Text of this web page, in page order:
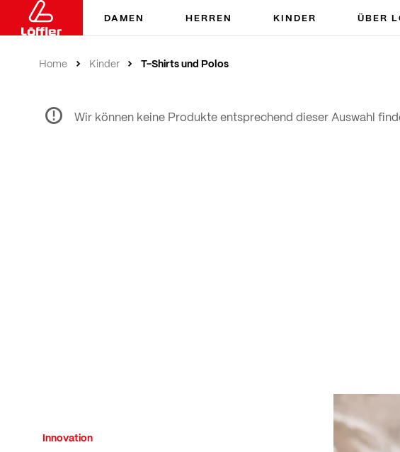
DAMEN HERREN KINDER ÜBER
Home Kinder T-Shirts und Polos
Wir können keine Produkte entsprechend dieser Auswahl
Innovation